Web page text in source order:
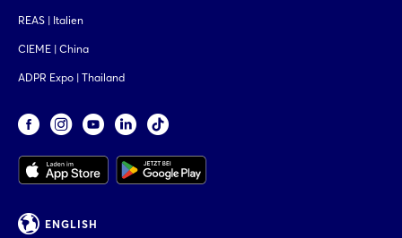
REAS | Italien
CIEME | China
ADPR Expo | Thailand
ENGLISH